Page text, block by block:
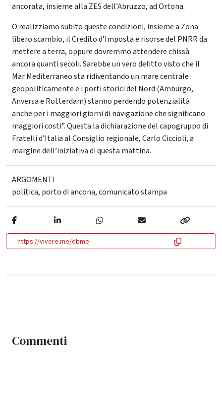
ancorata, insieme alla ZES dell’Abruzzo, ad Ortona.
O realizziamo subito queste condizioni, insieme a Zona
libero scambio, il Credito d’Imposta e risorse del PNRR da
mettere a terra, oppure dovremmo attendere chissà
ancora quanti secoli. Sarebbe un vero delitto visto che il
Mar Mediterraneo sta ridiventando un mare centrale
geopoliticamente e i porti storici del Nord (Amburgo,
Anversa e Rotterdam) stanno perdendo potenzialità
anche per i maggiori giorni di navigazione che significano
maggiori costi”. Questa la dichiarazione del capogruppo di
Fratelli d’Italia al Consiglio regionale, Carlo Ciccioli, a
margine dell’iniziativa di questa mattina.
ARGOMENTI
politica, porto di ancona,comunicato stampa
https://vivere.me/dbme
Commenti